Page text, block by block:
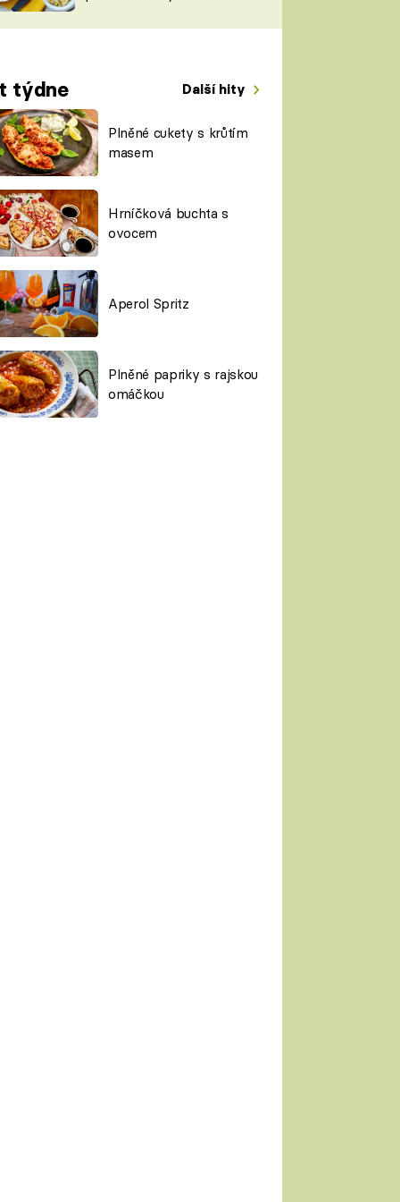
týdne Další hity
Plněné cukety s krůtím
masem
Hrníčková buchta s
ovocem
Aperol Spritz
Plněné papriky s rajskou
omáčkou